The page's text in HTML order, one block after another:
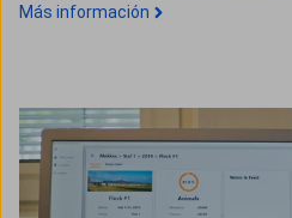
Más información